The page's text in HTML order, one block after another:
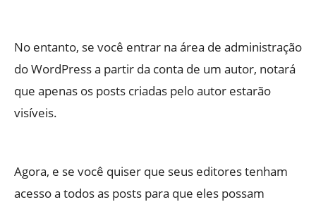
No entanto, se você entrar na área de administração
do WordPress a partir da conta de um autor, notará
que apenas os posts criadas pelo autor estarão
visíveis.
Agora, e se você quiser que seus editores tenham
acesso a todos as posts para que eles possam